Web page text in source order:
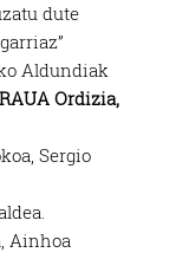
dute
Aldundiak
Ordizia,
Sergio
Ainhoa